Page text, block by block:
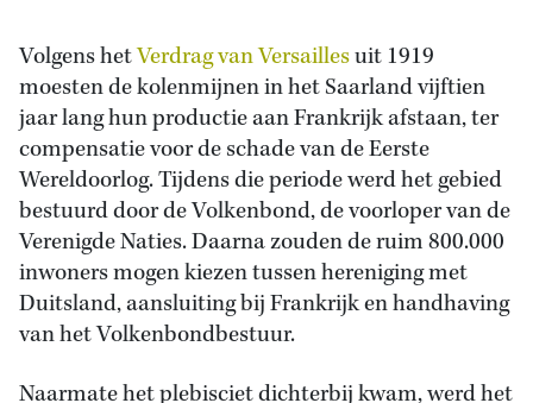
Volgens hetVerdrag van Versaillesuit 1919
moesten de kolenmijnen in het Saarland vijftien
jaar lang hun productie aan Frankrijk afstaan, ter
compensatie voor de schade van de Eerste
Wereldoorlog. Tijdens die periode werd het gebied
bestuurd door de Volkenbond, de voorloper van de
Verenigde Naties. Daarna zouden de ruim 800.000
inwoners mogen kiezen tussen hereniging met
Duitsland, aansluiting bij Frankrijk en handhaving
van het Volkenbondbestuur.
Naarmate het plebisciet dichterbij kwam, werd het